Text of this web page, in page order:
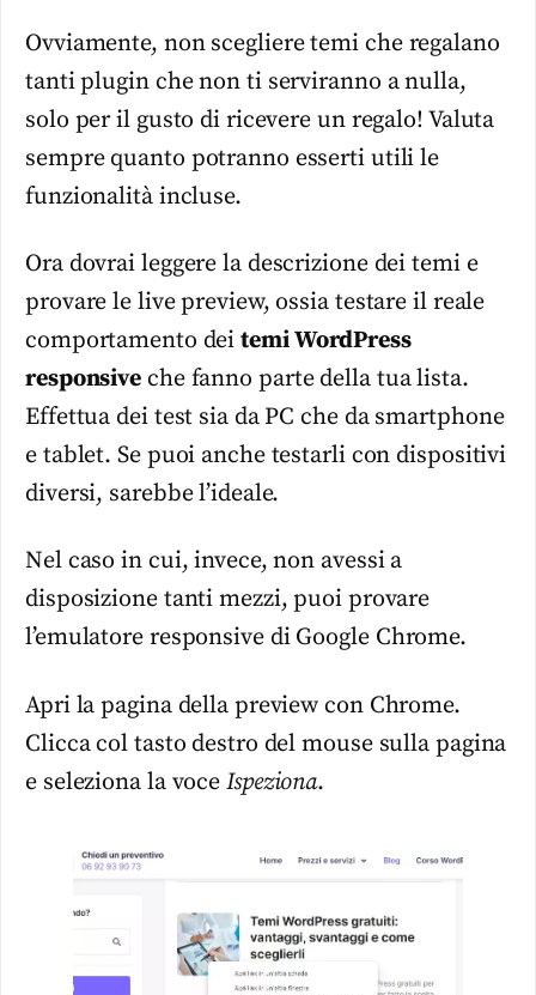
Ovviamente, non sceglieretemi che regalano
tantipluginche non ti serviranno a nulla,
solo per il gusto di ricevere un regalo! Valuta
sempre quanto potranno esserti utili le
funzionalità incluse.
Ora dovrai leggere la descrizione deitemie
provare le live preview, ossia testare il reale
comportamento deitemiWordPress
responsive che fanno parte della tua lista.
Effettua dei test sia da PC che da smartphone
e tablet. Se puoi anche testarli con dispositivi
diversi, sarebbe l’ideale.
Nel caso in cui, invece, non avessi a
disposizione tanti mezzi, puoi provare
l’emulatore responsivedi Google Chrome.
Apri la pagina della preview con Chrome.
Clicca col tasto destro del mouse sulla pagina
e seleziona la voce Ispeziona.